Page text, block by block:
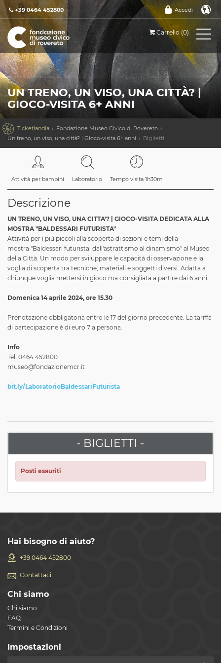
+39 0464 452800 Accedi
Carrello (0)
UN TRENO, UN VISO, UNA CITTÀ? |
GIOCO-VISITA 6+ ANNI
 Ticketlandia
Fondazione Museo Civico di Rovereto
Un treno, un viso, una città? | Gioco-visita 6+ anni
Biglietti
Attività per bambini Laboratorio Tempo visita 1h30m
Descrizione
UN TRENO, UN VISO, UNA CITTA'? | GIOCO-VISITA DEDICATA ALLA
MOSTRA "BALDESSARI FUTURISTA"
Attività per i più piccoli alla scoperta di sezioni e temi della
mostra "Baldessari futurista: dall'astrattismo al dinamismo" al Museo
della Città. Un modo per sviluppare le capacità di osservazione e la
voglia di scoperta tra tecniche, materiali e soggetti diversi. Adatta a
chiunque voglia mettersi in gioco ma consigliata a partire dai 6 anni.
Domenica 14 aprile 2024, ore 15.30
Prenotazione obbligatoria entro le 17 del giorno precedente. La tariffa
di partecipazione è di euro 7 a persona.
Info
Tel. 0464 452800
museo@fondazionemcr.it
bit.ly/LaboratorioBaldessariFuturista
- BIGLIETTI -
Posti esauriti
Hai bisogno di aiuto?
+39 0464 452800
Contattaci
Chi siamo
Chi siamo
FAQ
Termini e Condizioni
Impostazioni